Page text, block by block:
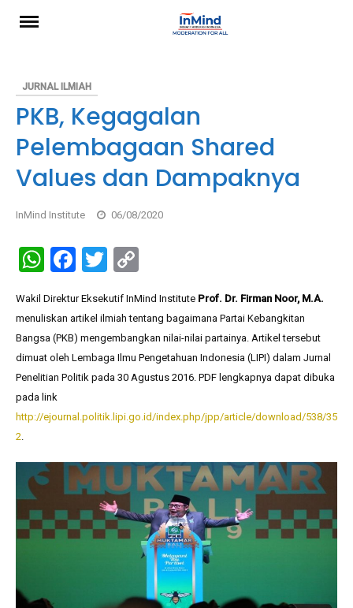
JURNAL ILMIAH
PKB, Kegagalan
Pelembagaan Shared
Values dan Dampaknya
InMind Institute 06/08/2020
W
at
s
A
p
p
F
ce
b
o
o
k
T
tt
er
py
Li
n
k
Wakil Direktur Eksekutif InMind Institute Prof. Dr. Firman Noor, M.A.
menuliskan artikel ilmiah tentang bagaimana Partai Kebangkitan
Bangsa (PKB) mengembangkan nilai-nilai partainya. Artikel tersebut
dimuat oleh Lembaga Ilmu Pengetahuan Indonesia (LIPI) dalam Jurnal
Penelitian Politik pada 30 Agustus 2016. PDF lengkapnya dapat dibuka
pada link
http://ejournal.politik.lipi.go.id/index.php/jpp/article/download/538/35
2.